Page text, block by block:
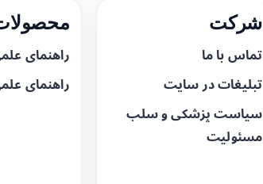
شرکت
تماس با ما
تبلیغات در سایت
سیاست پزشکی و سلب
مسئولیت
راهنمای
راهنمای